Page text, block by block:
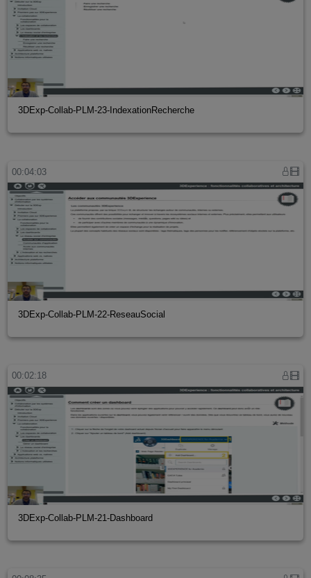
3DExp-Collab-PLM-23-IndexationRecherche
00:04:03
3DExp-Collab-PLM-22-ReseauSocial
00:02:18
3DExp-Collab-PLM-21-Dashboard